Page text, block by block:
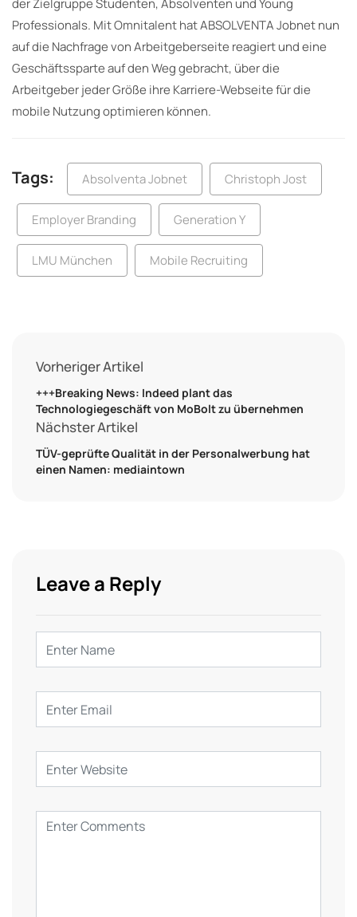
der Zielgruppe Studenten, Absolventen und Young
Professionals. Mit Omnitalent hat ABSOLVENTA Jobnet nun
auf die Nachfrage von Arbeitgeberseite reagiert und eine
Geschäftssparte auf den Weg gebracht, über die
Arbeitgeber jeder Größe ihre Karriere-Webseite für die
mobile Nutzung optimieren können.
Tags: Absolventa Jobnet Christoph Jost
Employer Branding Generation Y
LMU München Mobile Recruiting
Vorheriger Artikel
+++Breaking News: Indeed plant das
Technologiegeschäft von MoBolt zu übernehmen
Nächster Artikel
TÜV-geprüfte Qualität in der Personalwerbung hat
einen Namen: mediaintown
Leave a Reply